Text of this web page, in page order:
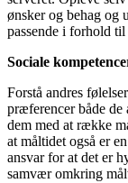
ønsker og behag og
passende i forhold
Sociale
Forstå andres
præferencer både de
dem med at række
at måltidet også er
ansvar for at det er
samvær omkring